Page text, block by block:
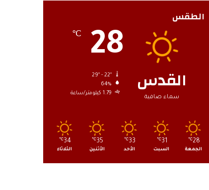
الطقس
القدس
سماء صافية
28
℃
64%
1.79 كيلومتر/ساعة
28
℃
الجمعة
31
℃
السبت
33
℃
الأحد
35
℃
الأثنين
34
℃
الثلاثاء